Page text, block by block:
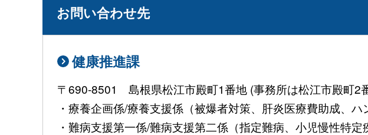
お問い合わせ先
健康推進課
〒690-8501 島根県松江市殿町1番地 (事務所は松江市殿町
・療養企画係/療養支援係（被爆者対策、肝炎医療費助成、
・難病支援第一係/難病支援第二係（指定難病、小児慢性特